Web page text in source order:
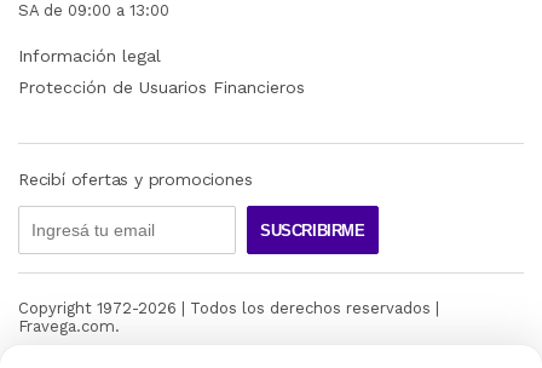
SA de 09:00 a 13:00
Información legal
Protección de Usuarios Financieros
Recibí ofertas y promociones
SUSCRIBIRME
Copyright 1972-2026 | Todos los derechos reservados |
Fravega.com.